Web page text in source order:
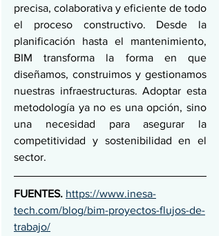
precisa, colaborativa y eficiente de todo
el proceso constructivo. Desde la
planificación hasta el mantenimiento,
BIM transforma la forma en que
diseñamos, construimos y gestionamos
nuestras infraestructuras. Adoptar esta
metodología ya no es una opción, sino
una necesidad para asegurar la
competitividad y sostenibilidad en el
sector.
FUENTES. https://www.inesa-
tech.com/blog/bim-proyectos-flujos-de-
trabajo/